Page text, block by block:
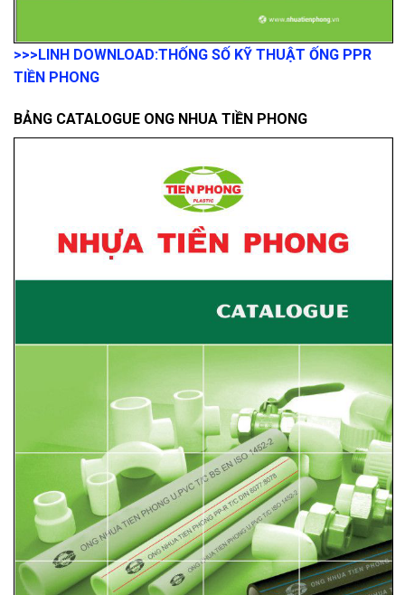
>>>LINH DOWNLOAD:THỐNG SỐ KỸ THUẬT ỐNG PPR
TIỀN PHONG
BẢNG CATALOGUE ONG NHUA TIỀN PHONG